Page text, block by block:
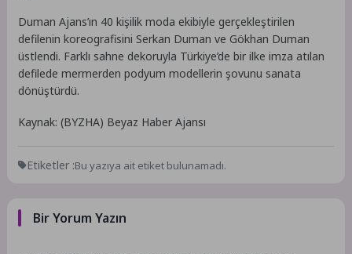
Duman Ajans’ın 40 kişilik moda ekibiyle gerçekleştirilen
defilenin koreografisini Serkan Duman ve Gökhan Duman
üstlendi. Farklı sahne dekoruyla Türkiye’de bir ilke imza atılan
defilede mermerden podyum modellerin şovunu sanata
dönüştürdü.
Kaynak: (BYZHA) Beyaz Haber Ajansı
Etiketler :Bu yazıya ait etiket bulunamadı.
Bir Yorum Yazın